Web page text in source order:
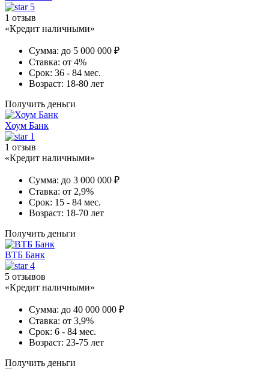
5
1 отзыв
«Кредит наличными»
Сумма: до 5 000 000 ₽
Ставка: от 4%
Срок: 36 - 84 мес.
Возраст: 18-80 лет
Получить деньги
Хоум Банк
1
1 отзыв
«Кредит наличными»
Сумма: до 3 000 000 ₽
Ставка: от 2,9%
Срок: 15 - 84 мес.
Возраст: 18-70 лет
Получить деньги
ВТБ Банк
4
5 отзывов
«Кредит наличными»
Сумма: до 40 000 000 ₽
Ставка: от 3,9%
Срок: 6 - 84 мес.
Возраст: 23-75 лет
Получить деньги